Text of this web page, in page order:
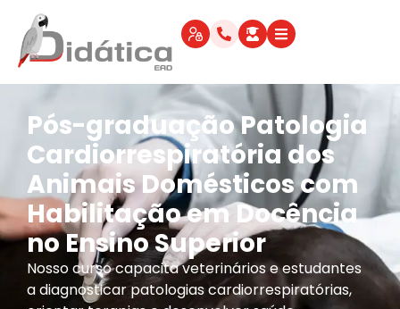
Pós-graduação Patologia
Cardiorrespiratória dos
Animais Domésticos com
Habilitação em Docência
no Ensino Superior
Nosso curso capacita veterinários e estudantes
a diagnosticar patologias cardiorrespiratórias,